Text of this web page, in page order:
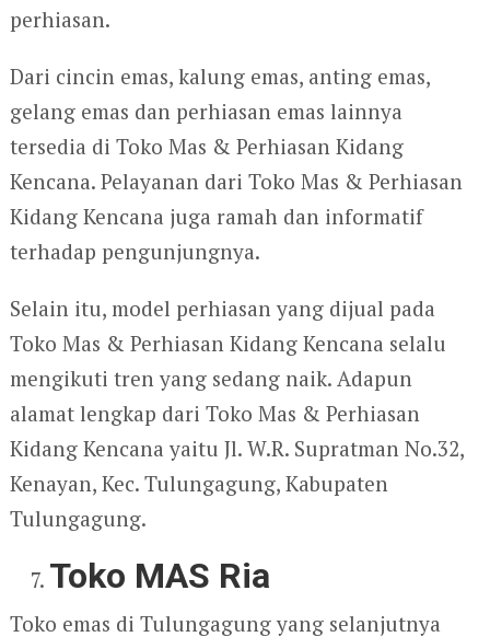
perhiasan.
Dari cincin emas, kalung emas, anting emas,
gelang emas dan perhiasan emas lainnya
tersedia di Toko Mas & Perhiasan Kidang
Kencana. Pelayanan dari Toko Mas & Perhiasan
Kidang Kencana juga ramah dan informatif
terhadap pengunjungnya.
Selain itu, model perhiasan yang dijual pada
Toko Mas & Perhiasan Kidang Kencana selalu
mengikuti tren yang sedang naik. Adapun
alamat lengkap dari Toko Mas & Perhiasan
Kidang Kencana yaitu Jl. W.R. Supratman No.32,
Kenayan, Kec. Tulungagung, Kabupaten
Tulungagung.
Toko MAS Ria
Toko emas di Tulungagung yang selanjutnya